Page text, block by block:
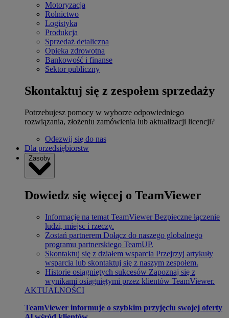
Motoryzacja
Rolnictwo
Logistyka
Produkcja
Sprzedaż detaliczna
Opieka zdrowotna
Bankowość i finanse
Sektor publiczny
Skontaktuj się z zespołem sprzedaży
Potrzebujesz pomocy w wyborze odpowiedniego
rozwiązania, złożeniu zamówienia lub aktualizacji licencji?
Odezwij się do nas
Dla przedsiębiorstw
Zasoby
Dowiedz się więcej o TeamViewer
Informacje na temat TeamViewer Bezpieczne łączenie
ludzi, miejsc i rzeczy.
Zostań partnerem Dołącz do naszego globalnego
programu partnerskiego TeamUP.
Skontaktuj się z działem wsparcia Przejrzyj artykuły
wsparcia lub skontaktuj się z naszym zespołem.
Historie osiągniętych sukcesów Zapoznaj się z
wynikami osiągniętymi przez klientów TeamViewer.
AKTUALNOŚCI
TeamViewer informuje o szybkim przyjęciu swojej oferty